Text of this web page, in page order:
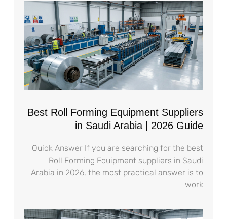
Best Roll Forming Equipment Suppliers
in Saudi Arabia | 2026 Guide
Quick Answer If you are searching for the best
Roll Forming Equipment suppliers in Saudi
Arabia in 2026, the most practical answer is to
work